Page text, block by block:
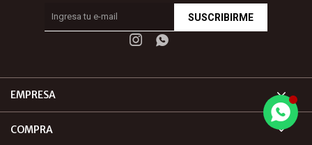
EMPRESA
COMPRA
SUSCRIBIRME
 